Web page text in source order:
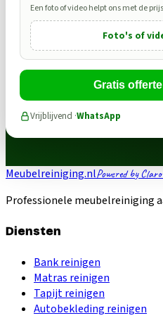
Een foto of video helpt ons met de prijs
Foto's of
Gratis
Vrijblijvend ·WhatsApp
Meubelreiniging.nlPowered by
Professionele meubelreiniging
Diensten
Bank reinigen
Matras reinigen
Tapijt reinigen
Autobekleding reinigen